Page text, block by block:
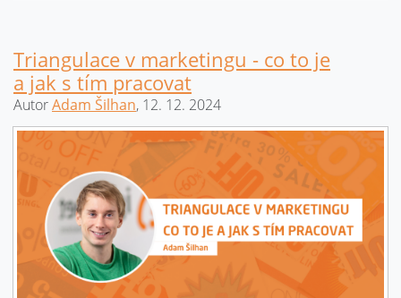
Triangulace v marketingu - co to je
a jak s tím pracovat
AutorAdam Šilhan, 12. 12. 2024